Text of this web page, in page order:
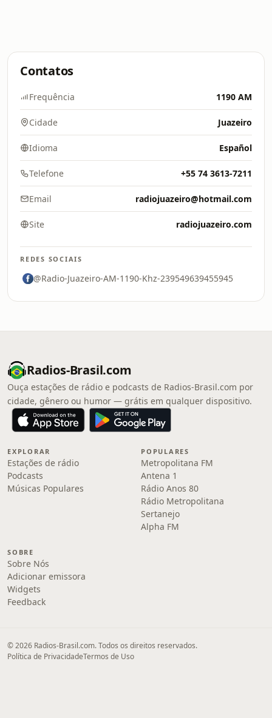
Contatos
Frequência 1190 AM
Cidade Juazeiro
Idioma Español
Telefone +55 74 3613-7211
Email radiojuazeiro@hotmail.com
Site radiojuazeiro.com
REDES SOCIAIS
@Radio-Juazeiro-AM-1190-Khz-239549639455945
Radios-Brasil.com
Ouça estações de rádio e podcasts de Radios-Brasil.com por
cidade, gênero ou humor — grátis em qualquer dispositivo.
EXPLORAR
Estações de rádio
Podcasts
Músicas Populares
POPULARES
Metropolitana FM
Antena 1
Rádio Anos 80
Rádio Metropolitana
Sertanejo
Alpha FM
SOBRE
Sobre Nós
Adicionar emissora
Widgets
Feedback
© 2026 Radios-Brasil.com. Todos os direitos reservados.
Política de PrivacidadeTermos de Uso